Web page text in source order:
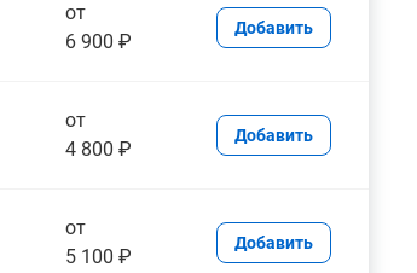
от
6 900 ₽
Добавить
от
4 800 ₽
Добавить
от
5 100 ₽
Добавить